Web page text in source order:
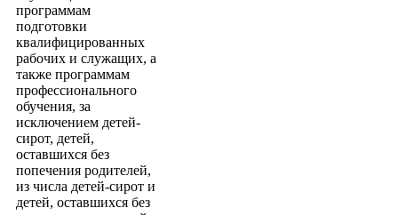
программам
подготовки
квалифицированных
рабочих и служащих, а
также программам
профессионального
обучения, за
исключением детей-
сирот, детей,
оставшихся без
попечения родителей,
из числа детей-сирот и
детей, оставшихся без